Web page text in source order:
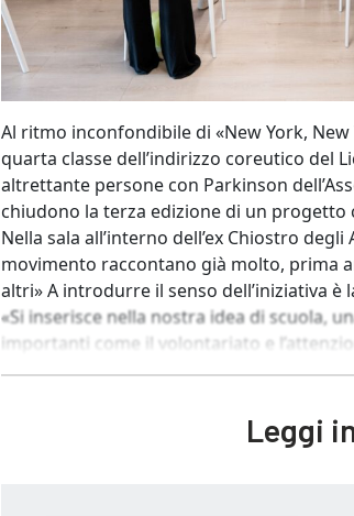
Al ritmo inconfondibile di «New York,
quarta classe dell’indirizzo coreutico del
altrettante persone con Parkinson
chiudono la terza edizione di un progetto
Nella sala all’interno dell’ex Chiostro
movimento raccontano già molto, prima
altri» A introdurre il senso dell’iniziativa è
«Si inserisce nella nostra idea di scuola,
importanti come il volontariato e
Leggi